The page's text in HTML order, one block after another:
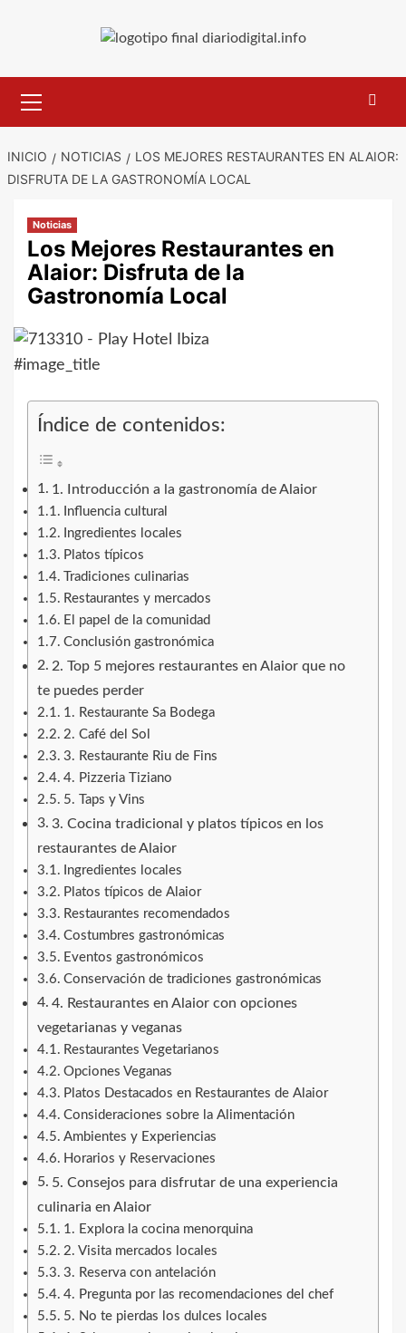
primario
INICIO NOTICIAS
LOS MEJORES RESTAURANTES EN ALAIOR:
DISFRUTA DE LA GASTRONOMÍA LOCAL
Noticias
Los Mejores Restaurantes en
Alaior: Disfruta de la
Gastronomía Local
#image_title
Índice de contenidos:
1. Introducción a la gastronomía de Alaior
Influencia cultural
Ingredientes locales
Platos típicos
Tradiciones culinarias
Restaurantes y mercados
El papel de la comunidad
Conclusión gastronómica
2. Top 5 mejores restaurantes en Alaior que no
te puedes perder
1. Restaurante Sa Bodega
2. Café del Sol
3. Restaurante Riu de Fins
4. Pizzeria Tiziano
5. Taps y Vins
3. Cocina tradicional y platos típicos en los
restaurantes de Alaior
Ingredientes locales
Platos típicos de Alaior
Restaurantes recomendados
Costumbres gastronómicas
Eventos gastronómicos
Conservación de tradiciones gastronómicas
4. Restaurantes en Alaior con opciones
vegetarianas y veganas
Restaurantes Vegetarianos
Opciones Veganas
Platos Destacados en Restaurantes de Alaior
Consideraciones sobre la Alimentación
Ambientes y Experiencias
Horarios y Reservaciones
5. Consejos para disfrutar de una experiencia
culinaria en Alaior
1. Explora la cocina menorquina
2. Visita mercados locales
3. Reserva con antelación
4. Pregunta por las recomendaciones del chef
5. No te pierdas los dulces locales